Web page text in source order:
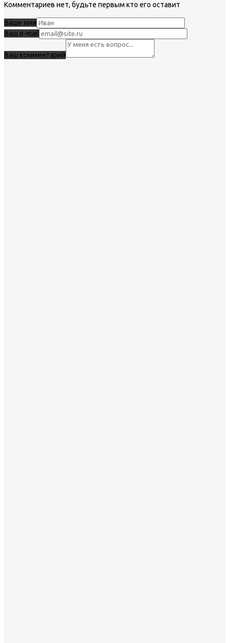
Комментариев нет, будьте первым кто его оставит
Ваше имя
Ваш e-mail
Ваш комментарий